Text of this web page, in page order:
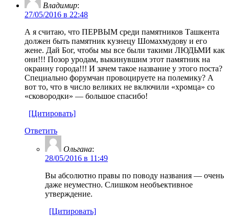
Владимир:
27/05/2016 в 22:48
А я считаю, что ПЕРВЫМ среди памятников Ташкента
должен быть памятник кузнецу Шомахмудову и его
жене. Дай Бог, чтобы мы все были такими ЛЮДЬМИ как
они!!! Позор уродам, выкинувшим этот памятник на
окраину города!!! И зачем такое название у этого поста?
Специально форумчан провоцируете на полемику? А
вот то, что в число великих не включили «хромца» со
«сковородки» — большое спасибо!
[Цитировать]
Ответить
Ольгана:
28/05/2016 в 11:49
Вы абсолютно правы по поводу названия — очень
даже неуместно. Слишком необъективное
утверждение.
[Цитировать]